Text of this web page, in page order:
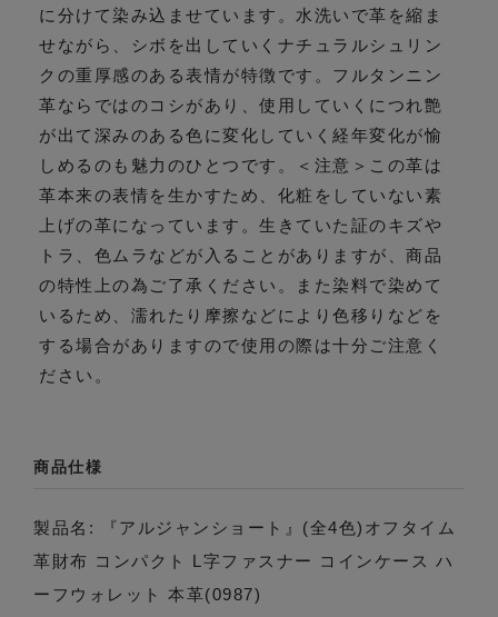
に分けて染み込ませています。水洗いで革を縮ま
せながら、シボを出していくナチュラルシュリン
クの重厚感のある表情が特徴です。フルタンニン
革ならではのコシがあり、使用していくにつれ艶
が出て深みのある色に変化していく経年変化が愉
しめるのも魅力のひとつです。＜注意＞この革は
革本来の表情を生かすため、化粧をしていない素
上げの革になっています。生きていた証のキズや
トラ、色ムラなどが入ることがありますが、商品
の特性上の為ご了承ください。また染料で染めて
いるため、濡れたり摩擦などにより色移りなどを
する場合がありますので使用の際は十分ご注意く
ださい。
商品仕様
製品名: 『アルジャンショート』(全4色)オフタイム
革財布 コンパクト L字ファスナー コインケース ハ
ーフウォレット 本革(0987)